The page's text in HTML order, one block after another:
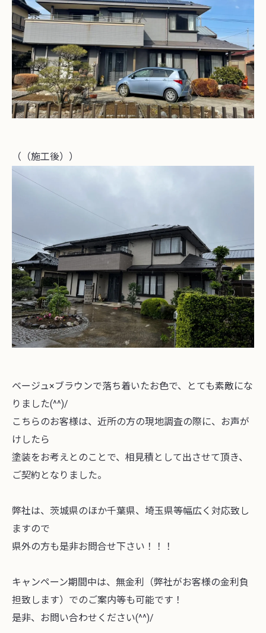
（（施工後））
ベージュ×ブラウンで落ち着いたお色で、とても素敵にな
りました(^^)/
こちらのお客様は、近所の方の現地調査の際に、お声が
けしたら
塗装をお考えとのことで、相見積として出させて頂き、
ご契約となりました。
弊社は、茨城県のほか千葉県、埼玉県等幅広く対応致し
ますので
県外の方も是非お問合せ下さい！！！
キャンペーン期間中は、無金利（弊社がお客様の金利負
担致します）でのご案内等も可能です！
是非、お問い合わせください(^^)/